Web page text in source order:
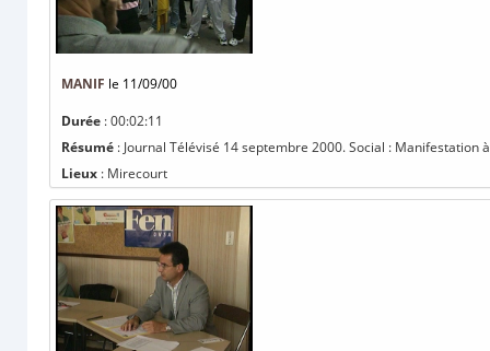
MANIF le 11/09/00
Durée : 00:02:11
Résumé : Journal Télévisé 14 septembre 2000. Social : Manifestation
Lieux : Mirecourt